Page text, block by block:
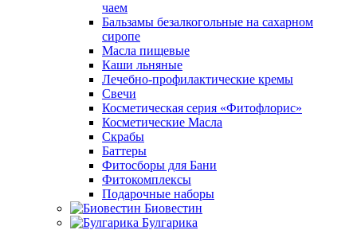
чаем
Бальзамы безалкогольные на сахарном
сиропе
Масла пищевые
Каши льняные
Лечебно-профилактические кремы
Свечи
Косметическая серия «Фитофлорис»
Косметические Масла
Скрабы
Баттеры
Фитосборы для Бани
Фитокомплексы
Подарочные наборы
Биовестин
Булгарика